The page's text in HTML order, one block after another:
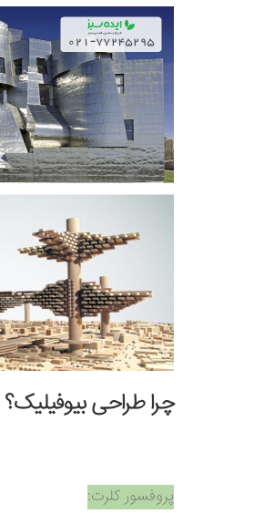
چرا طراحی بیوفیلیک؟
پروفسور کلرت: